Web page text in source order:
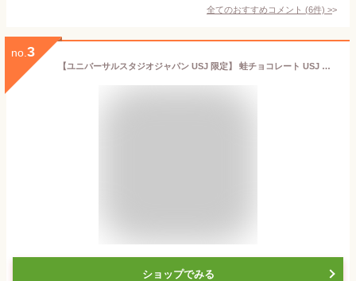
全てのおすすめコメント (6件) >
no. 3
【ユニバーサルスタジオジャパン USJ 限定】 蛙チョコレート USJ 公式 限定 商品 グッズ ハ・ リ・ ポッ タ〜 お土産 お菓子 ユニバ グッズ プレゼント 160g (買物袋付き)
ショップでみる